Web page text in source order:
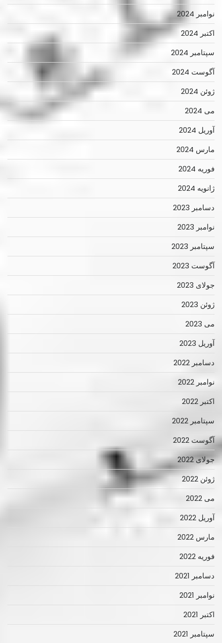
نوامبر 2024
اکتبر 2024
سپتامبر 2024
آگوست 2024
ژوئن 2024
می 2024
آوریل 2024
مارس 2024
فوریه 2024
ژانویه 2024
دسامبر 2023
نوامبر 2023
سپتامبر 2023
آگوست 2023
جولای 2023
ژوئن 2023
می 2023
آوریل 2023
دسامبر 2022
نوامبر 2022
اکتبر 2022
سپتامبر 2022
آگوست 2022
جولای 2022
ژوئن 2022
می 2022
آوریل 2022
مارس 2022
فوریه 2022
دسامبر 2021
نوامبر 2021
اکتبر 2021
سپتامبر 2021